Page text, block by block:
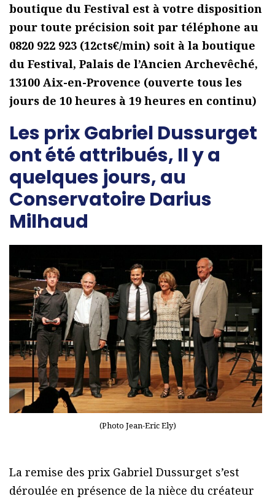
boutique du Festival est à votre disposition
pour toute précision soit par téléphone au
0820 922 923 (12cts€/min) soit à la boutique
du Festival, Palais de l’Ancien Archevêché,
13100 Aix-en-Provence (ouverte tous les
jours de 10 heures à 19 heures en continu)
Les prix Gabriel Dussurget
ont été attribués, Il y a
quelques jours, au
Conservatoire Darius
Milhaud
(Photo Jean-Eric Ely)
La remise des prix Gabriel Dussurget s’est
déroulée en présence de la nièce du créateur